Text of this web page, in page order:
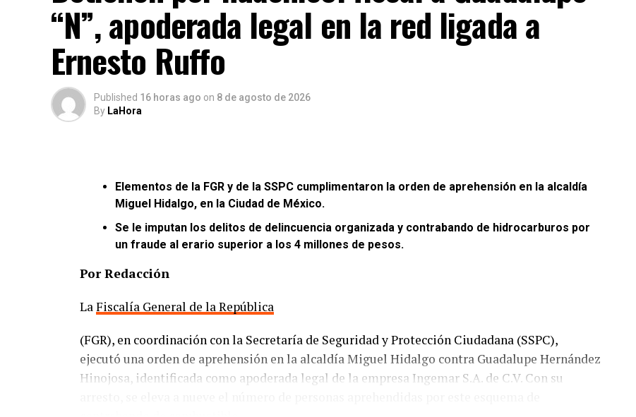
“N”, apoderada legal en la red ligada a
Ernesto Ruffo
Published 16 horas ago on 8 de agosto de 2026
By LaHora
Elementos de la FGR y de la SSPC cumplimentaron la orden de aprehensión en la alcaldía
Miguel Hidalgo, en la Ciudad de México.
Se le imputan los delitos de delincuencia organizada y contrabando de hidrocarburos por
un fraude al erario superior a los 4 millones de pesos.
Por Redacción
LaFiscalía General de la República
(FGR), en coordinación con la Secretaría de Seguridad y Protección Ciudadana (SSPC),
ejecutó una orden de aprehensión en la alcaldía Miguel Hidalgo contra Guadalupe Hernández
Hinojosa, identificada como apoderada legal de la empresa Ingemar S.A. de C.V. Con su